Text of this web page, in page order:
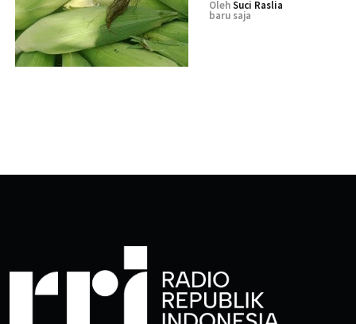
OlehSuci Raslia
baru saja